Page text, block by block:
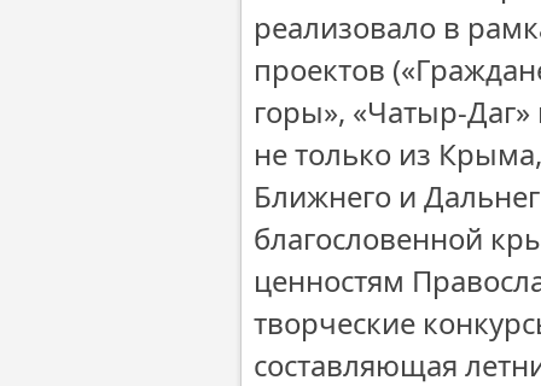
реализовало в
проектов
горы», «Чатыр-
не только из
Ближнего и
благословенной
ценностям
творческие
составляющая